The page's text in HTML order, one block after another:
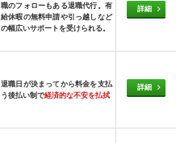
職のフォローもある退職代行。有
給休暇の無料申請や引っ越しなど
の幅広いサポートを受けられる。
詳細
退職日が決まってから料金を支払
う後払い制で経済的な不安を払拭
詳細